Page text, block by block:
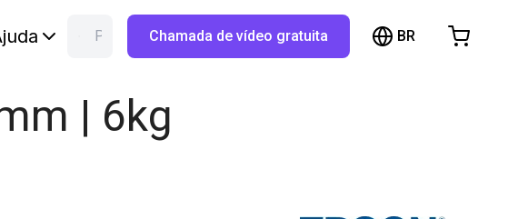
Chamada de vídeo gratuita BR
| 6kg
Carrinho de compras